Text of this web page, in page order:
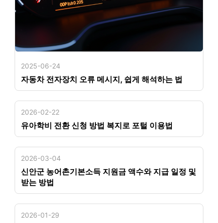
2025-06-24
자동차 전자장치 오류 메시지, 쉽게 해석하는 법
2026-02-22
유아학비 전환 신청 방법 복지로 포털 이용법
2026-03-04
신안군 농어촌기본소득 지원금 액수와 지급 일정 및
받는 방법
2026-01-29